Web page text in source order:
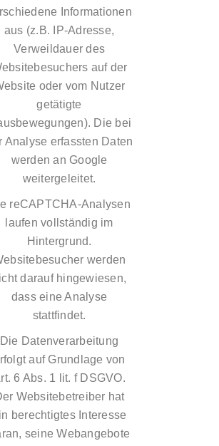
Informationen
aus (z.B. IP-Adresse,
Verweildauer des
auf der
oder vom Nutzer
getätigte
Die bei
Analyse erfassten Daten
werden an Google
weitergeleitet.
reCAPTCHA-Analysen
laufen vollständig im
Hintergrund.
werden
darauf hingewiesen,
dass eine Analyse
stattfindet.
Die Datenverarbeitung
auf Grundlage von
6 Abs. 1 lit. f DSGVO.
Websitebetreiber hat
berechtigtes Interesse
seine Webangebote